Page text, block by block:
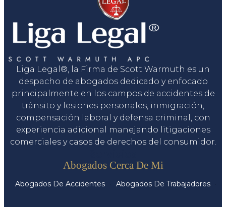
Liga Legal®, la Firma de Scott Warmuth es un
despacho de abogados dedicado y enfocado
principalmente en los campos de accidentes de
tránsito y lesiones personales, inmigración,
compensación laboral y defensa criminal, con
experiencia adicional manejando litigaciones
comerciales y casos de derechos del consumidor.
Abogados Cerca De Mi
Abogados De Accidentes Abogados De Trabajadores